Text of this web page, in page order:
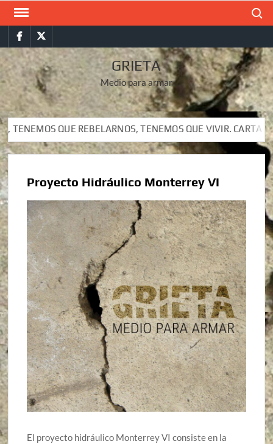
Saltar
contenidoFacebookTwitter
GRIETA
Medio para armar
REBELARNOS, TENEMOS QUE VIVIR. CARTA DEL
REBELARNOS, TENEMOS QUE VIVIR. CARTA DEL
Proyecto Hidráulico Monterrey VI
El proyecto hidráulico Monterrey VI consiste en la